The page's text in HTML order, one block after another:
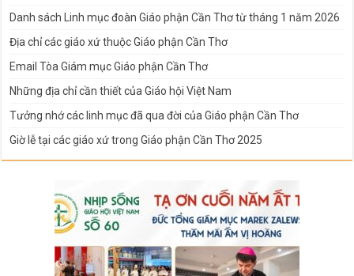
Danh sách Linh mục đoàn Giáo phận Cần Thơ từ tháng 1 năm 2026
Địa chỉ các giáo xứ thuộc Giáo phận Cần Thơ
Email Tòa Giám mục Giáo phận Cần Thơ
Những địa chỉ cần thiết của Giáo hội Việt Nam
Tưởng nhớ các linh mục đã qua đời của Giáo phận Cần Thơ
Giờ lễ tại các giáo xứ trong Giáo phận Cần Thơ 2025